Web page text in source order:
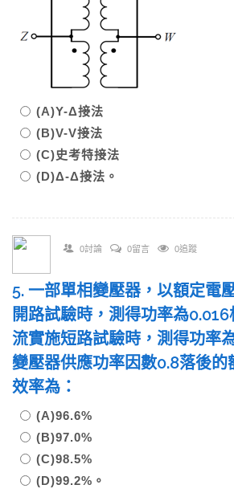
(A)Y-Δ接法
(B)V-V接法
(C)史考特接法
(D)Δ-Δ接法。
0討論 0留言 0追蹤
5. 一部單相變壓器，以額定電
開路試驗時，測得功率為
流實施短路試驗時，測得功率
變壓器供應功率因數0.8落後的
效率為：
(A)96.6%
(B)97.0%
(C)98.5%
(D)99.2%。